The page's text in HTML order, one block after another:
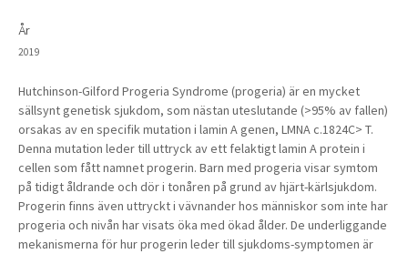
År
2019
Hutchinson-Gilford Progeria Syndrome (progeria) är en mycket
sällsynt genetisk sjukdom, som nästan uteslutande (>95% av fallen)
orsakas av en specifik mutation i lamin A genen, LMNA c.1824C> T.
Denna mutation leder till uttryck av ett felaktigt lamin A protein i
cellen som fått namnet progerin. Barn med progeria visar symtom
på tidigt åldrande och dör i tonåren på grund av hjärt-kärlsjukdom.
Progerin finns även uttryckt i vävnander hos människor som inte har
progeria och nivån har visats öka med ökad ålder. De underliggande
mekanismerna för hur progerin leder till sjukdoms-symptomen är